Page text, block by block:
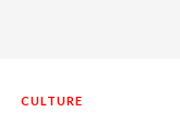
CULTURE